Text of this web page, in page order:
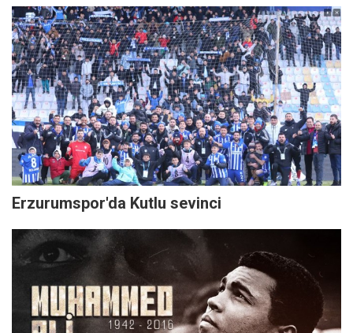
Erzurumspor'da Kutlu sevinci